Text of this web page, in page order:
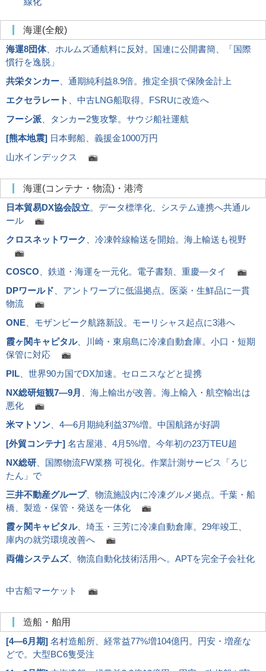
海運(全般)
海運8団体、ホルムズ通航料に反対。国連に公開書簡、「国際
慣行を逸脱」
共栄タンカー 、通期純利益8.9倍。推定全損で保険金計上
エクセラレート
、中古LNG船取得。FSRUに改造へ
フーシ派 、タンカー2隻攻撃。サウジ船社運航
[熊本地震] 日本郵船、義援金1000万円
山水インデックス
海運(コンテナ・物流)・港湾
日本貿易DX協会設立。データ標準化、システム連携へ共通ル
ール
クロスネットワーク
、冷凍幹線輸送を開始。海上輸送も視野
COSCO 、鉄道・海運を一元化。電子書類、重慶―タイ
DPワールド 、アントワープに低温拠点。医薬・生鮮品に一貫
物流
ONE 、モザンビーク航路新設。モーリシャス起点に3港へ
霞ヶ関キャピタル、川崎・東扇島に冷凍自動倉庫。小口・短期
保管に対応
PIL 、世界90カ国でDX加速。セロニスなどと提携
NX総研短観7―9月
、海上輸出が改善。海上輸入・航空輸出は
悪化
米マトソン 、4―6月期純利益37%増。中国航路が好調
[外貿コンテナ] 名古屋港、4月5%増。今年初の23万TEU超
NX総研 、国際物流FW業務 可視化。作業計測サービス「ろじ
たん」で
三井不動産グループ、物流施設内に冷凍グルメ拠点。千葉・船
橋、製造・保管・発送を一体化
霞ヶ関キャピタル、埼玉・三芳に冷凍自動倉庫。29年竣工、
庫内の就労環境改善へ
両備システムズ、物流自動化技術活用へ。APTを完全子会社化
中古船マーケット
造船・舶用
[4―6月期] 名村造船所、経常益77%増104億円。円安・増産な
どで。大型BC6隻受注